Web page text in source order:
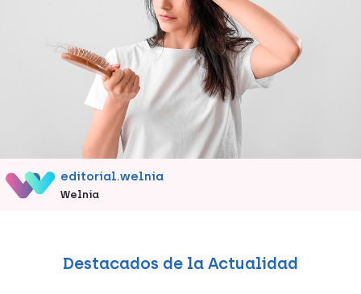
editorial.welnia
Welnia
Destacados de la Actualidad